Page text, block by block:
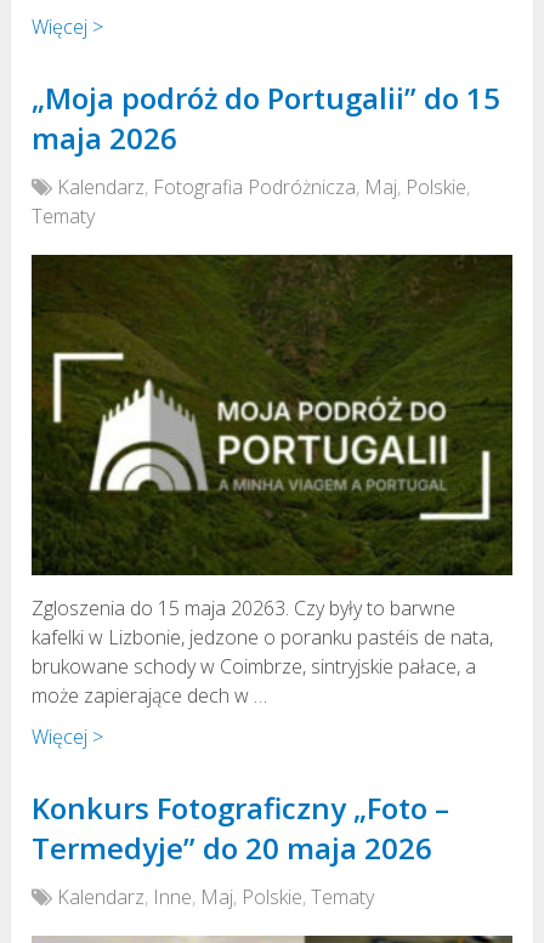
Więcej >
„Moja podróż do Portugalii” do 15
maja 2026
Kalendarz, Fotografia Podróżnicza, Maj, Polskie,
Tematy
Zgloszenia do 15 maja 20263. Czy były to barwne
kafelki w Lizbonie, jedzone o poranku pastéis de nata,
brukowane schody w Coimbrze, sintryjskie pałace, a
może zapierające dech w …
Więcej >
Konkurs Fotograficzny „Foto –
Termedyje” do 20 maja 2026
Kalendarz, Inne, Maj, Polskie,Tematy